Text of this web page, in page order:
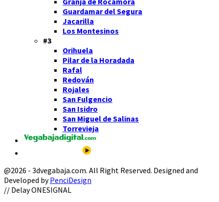
Guardamar del Segura
Jacarilla
Los Montesinos
#3
Orihuela
Pilar de la Horadada
Rafal
Redován
Rojales
San Fulgencio
San Isidro
San Miguel de Salinas
Torrevieja
@2026 - 3dvegabaja.com. All Right Reserved. Designed and
Developed byPenciDesign
Facebook
Twitter
Instagram
Youtube
Email
// Delay ONESIGNAL